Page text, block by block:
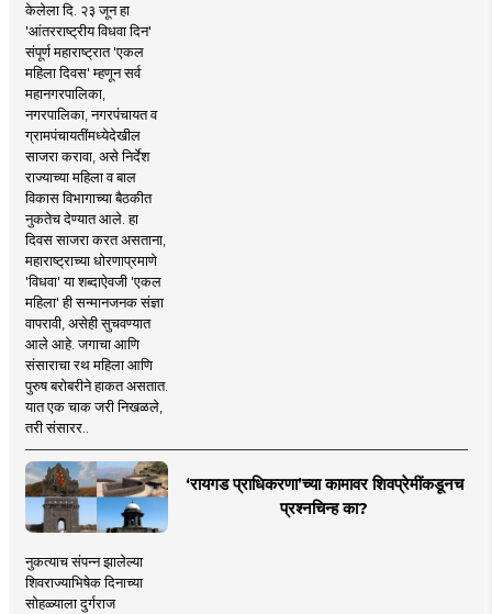
केलेला दि. २३ जून हा
'आंतरराष्ट्रीय विधवा दिन'
संपूर्ण महाराष्ट्रात 'एकल
महिला दिवस' म्हणून सर्व
महानगरपालिका,
नगरपालिका, नगरपंचायत व
ग्रामपंचायतींमध्येदेखील
साजरा करावा, असे निर्देश
राज्याच्या महिला व बाल
विकास विभागाच्या बैठकीत
नुकतेच देण्यात आले. हा
दिवस साजरा करत असताना,
महाराष्ट्राच्या धोरणाप्रमाणे
'विधवा' या शब्दाऐवजी 'एकल
महिला' ही सन्मानजनक संज्ञा
वापरावी, असेही सुचवण्यात
आले आहे. जगाचा आणि
संसाराचा रथ महिला आणि
पुरुष बरोबरीने हाकत असतात.
यात एक चाक जरी निखळले,
तरी संसारर..
‘रायगड प्राधिकरणा’च्या कामावर शिवप्रेमींकडूनच
प्रश्नचिन्ह का?
नुकत्याच संपन्न झालेल्या
शिवराज्याभिषेक दिनाच्या
सोहळ्याला दुर्गराज